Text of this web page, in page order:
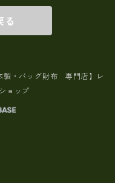
る
製・バッグ財布 専門店】レ
ョップ